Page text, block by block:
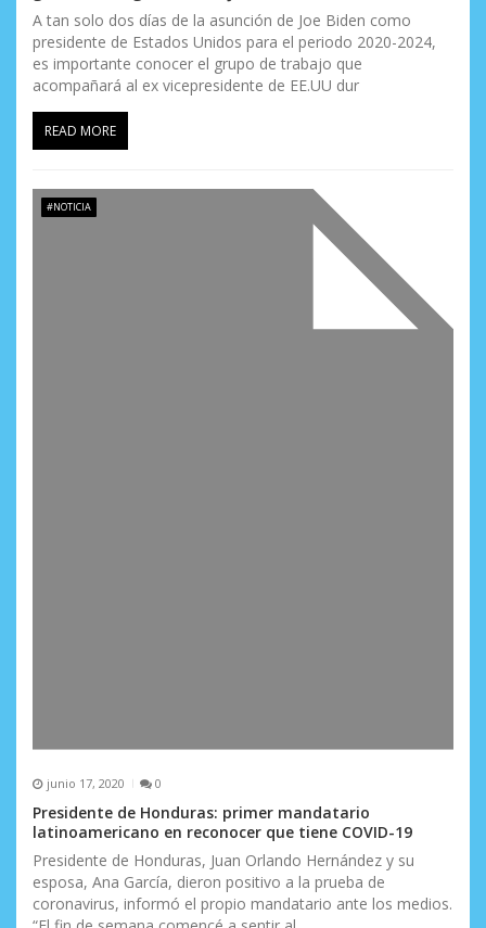
A tan solo dos días de la asunción de Joe Biden como
presidente de Estados Unidos para el periodo 2020-2024,
es importante conocer el grupo de trabajo que
acompañará al ex vicepresidente de EE.UU dur
READ MORE
#NOTICIA
junio 17, 2020 0
Presidente de Honduras: primer mandatario
latinoamericano en reconocer que tiene COVID-19
Presidente de Honduras, Juan Orlando Hernández y su
esposa, Ana García, dieron positivo a la prueba de
coronavirus, informó el propio mandatario ante los medios.